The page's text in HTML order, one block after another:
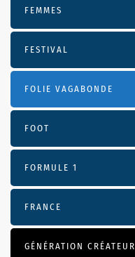
FEMMES
FESTIVAL
FOLIE VAGABONDE
FOOT
FORMULE 1
FRANCE
GÉNÉRATION CRÉATEUR